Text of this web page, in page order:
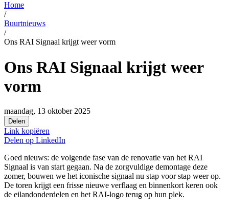
Home
/
Buurtnieuws
/
Ons RAI Signaal krijgt weer vorm
Ons RAI Signaal krijgt weer
vorm
maandag, 13 oktober 2025
Delen
Link kopiëren
Delen op LinkedIn
Goed nieuws: de volgende fase van de renovatie van het RAI
Signaal is van start gegaan. Na de zorgvuldige demontage deze
zomer, bouwen we het iconische signaal nu stap voor stap weer op.
De toren krijgt een frisse nieuwe verflaag en binnenkort keren ook
de eilandonderdelen en het RAI-logo terug op hun plek.